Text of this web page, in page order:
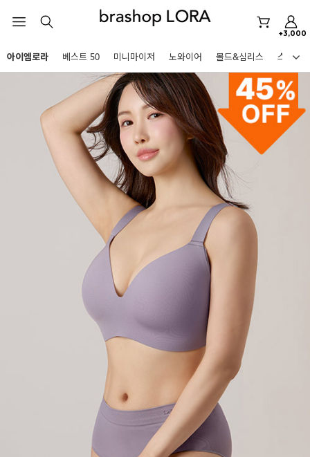
+3,000
HOT KEYWORDS
아이엠로라
노와이어
르미스떼르
미니마이저
아이엠로라
스포츠브라
노와이어
아이엠로라
르미스떼르
BEST
아니타스포츠 파르페 스트랩리스
아이엠로라 베스트 50 미니마이저 노와이어 몰드&심리스 스포츠